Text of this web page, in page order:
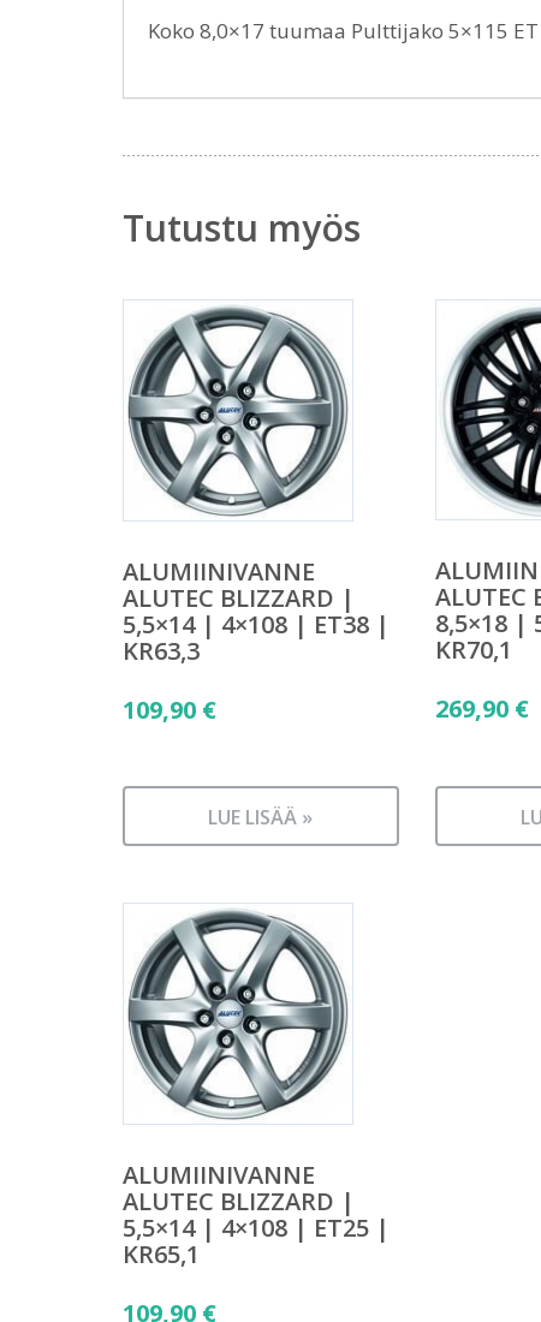
Koko 8,0×17 tuumaa Pulttijako 5×115
Tutustu myös
ALUMIINIVANNE
ALUTEC BLIZZARD |
5,5×14 | 4×108 | ET38 |
KR63,3
109,90 €
LUE LISÄÄ »
ALUTEC
8,5×18 |
KR70,1
269,90 €
ALUMIINIVANNE
ALUTEC BLIZZARD |
5,5×14 | 4×108 | ET25 |
KR65,1
109,90 €